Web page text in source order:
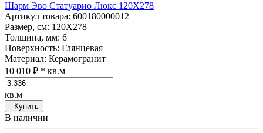
Шарм Эво Статуарио Люкс 120Х278
Артикул товара: 600180000012
Размер, см: 120Х278
Толщина, мм: 6
Поверхность: Глянцевая
Материал: Керамогранит
10 010 ₽ * кв.м
кв.м
Купить
В наличии